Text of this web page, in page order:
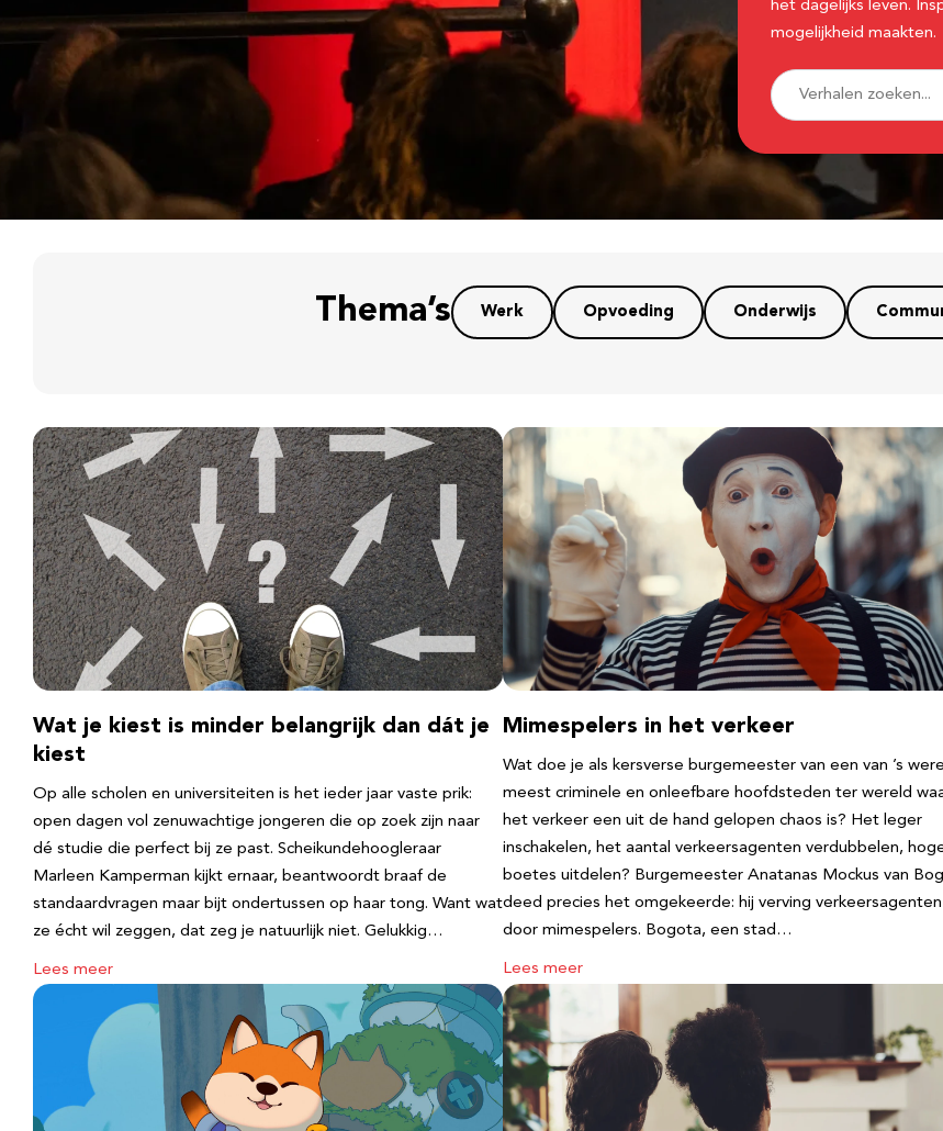
het dagelijks leven.
mogelijkheid maakten.
Thema’s Werk Opvoeding Onderwijs
Wat je kiest is minder belangrijk dan dát je
kiest
Op alle scholen en universiteiten is het ieder jaar vaste prik:
open dagen vol zenuwachtige jongeren die op zoek zijn naar
dé studie die perfect bij ze past. Scheikundehoogleraar
Marleen Kamperman kijkt ernaar, beantwoordt braaf de
standaardvragen maar bijt ondertussen op haar tong. Want wat
ze écht wil zeggen, dat zeg je natuurlijk niet. Gelukkig…
Lees meer
Mimespelers in het verkeer
Wat doe je als kersverse burgemeester van een van ’s
meest criminele en onleefbare hoofdsteden ter wereld
het verkeer een uit de hand gelopen chaos is? Het leger
inschakelen, het aantal verkeersagenten verdubbelen,
boetes uitdelen? Burgemeester Anatanas Mockus van
deed precies het omgekeerde: hij verving verkeersagenten
door mimespelers. Bogota, een stad…
Lees meer